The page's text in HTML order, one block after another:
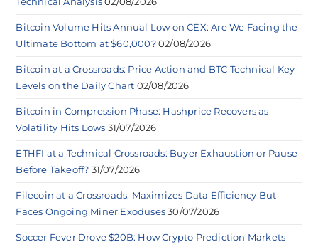
Bitcoin Volume Hits Annual Low on CEX: Are We Facing the
Ultimate Bottom at $60,000? 02/08/2026
Bitcoin at a Crossroads: Price Action and BTC Technical Key
Levels on the Daily Chart 02/08/2026
Bitcoin in Compression Phase: Hashprice Recovers as
Volatility Hits Lows 31/07/2026
ETHFI at a Technical Crossroads: Buyer Exhaustion or Pause
Before Takeoff? 31/07/2026
Filecoin at a Crossroads: Maximizes Data Efficiency But
Faces Ongoing Miner Exoduses 30/07/2026
Soccer Fever Drove $20B: How Crypto Prediction Markets